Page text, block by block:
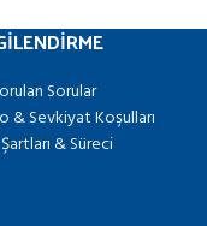
Sorular
& Sevkiyat Koşulları
& Süreci